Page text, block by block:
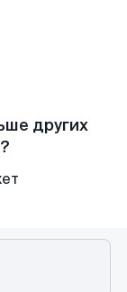
других